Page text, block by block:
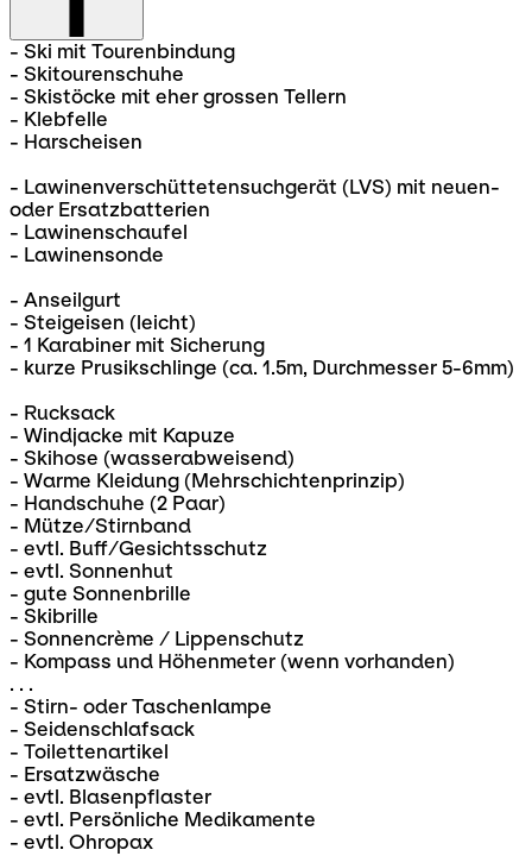
- Ski mit Tourenbindung
- Skitourenschuhe
- Skistöcke mit eher grossen Tellern
- Klebfelle
- Harscheisen
- Lawinenverschüttetensuchgerät (LVS) mit neuen-
oder Ersatzbatterien
- Lawinenschaufel
- Lawinensonde
- Anseilgurt
- Steigeisen (leicht)
- 1 Karabiner mit Sicherung
- kurze Prusikschlinge (ca. 1.5m, Durchmesser 5-6mm)
- Rucksack
- Windjacke mit Kapuze
- Skihose (wasserabweisend)
- Warme Kleidung (Mehrschichtenprinzip)
- Handschuhe (2 Paar)
- Mütze/Stirnband
- evtl. Buff/Gesichtsschutz
- evtl. Sonnenhut
- gute Sonnenbrille
- Skibrille
- Sonnencrème / Lippenschutz
- Kompass und Höhenmeter (wenn vorhanden)
. . .
- Stirn- oder Taschenlampe
- Seidenschlafsack
- Toilettenartikel
- Ersatzwäsche
- evtl. Blasenpflaster
- evtl. Persönliche Medikamente
- evtl. Ohropax